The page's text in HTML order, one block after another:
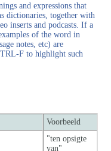
and expressions that
dictionaries, together with
inserts and podcasts. If a
of the word in
notes, etc) are
F to highlight such
Voorbeeld
"ten opsigte
van"